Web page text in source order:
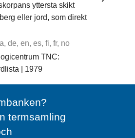
yttersta skikt
eller jord, som direkt
de, en, es, fi, fr, no
TNC:
| 1979
termsamling